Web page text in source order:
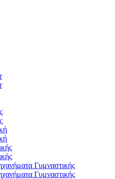
Γυμναστικής
Γυμναστικής